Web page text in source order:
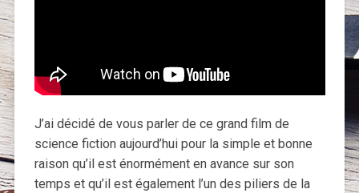
J’ai décidé de vous parler de ce grand film de
science fiction aujourd’hui pour la simple et bonne
raison qu’il est énormément en avance sur son
temps et qu’il est également l’un des piliers de la